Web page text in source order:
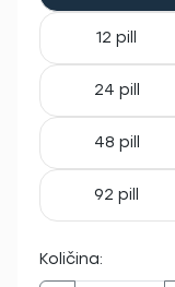
12 pill
24 pill
48 pill
92 pill
Količina: